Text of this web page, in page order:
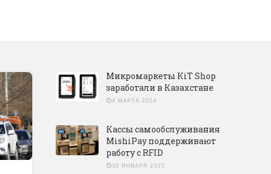
Микромаркеты KiT Shop
заработали в Казахстане
4 МАРТА 2024
Кассы самообслуживания
MishiPay поддерживают
работу с RFID
30 ЯНВАРЯ 2023